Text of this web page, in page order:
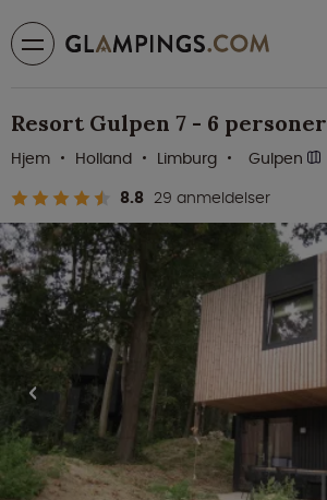
Resort Gulpen 7 - 6 personer
8.8 29 anmeldelser
Hjem Holland Limburg Gulpen